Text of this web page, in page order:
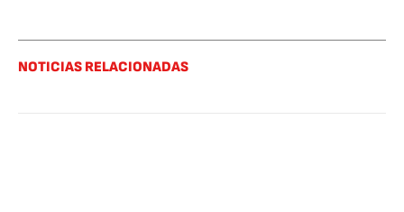
NOTICIAS RELACIONADAS